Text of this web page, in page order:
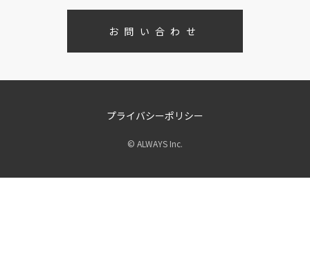
お問い合わせ
プライバシーポリシー
© ALWAYS Inc.